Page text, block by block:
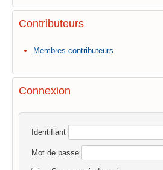
Contributeurs
Membres contributeurs
Connexion
Identifiant
Mot de passe